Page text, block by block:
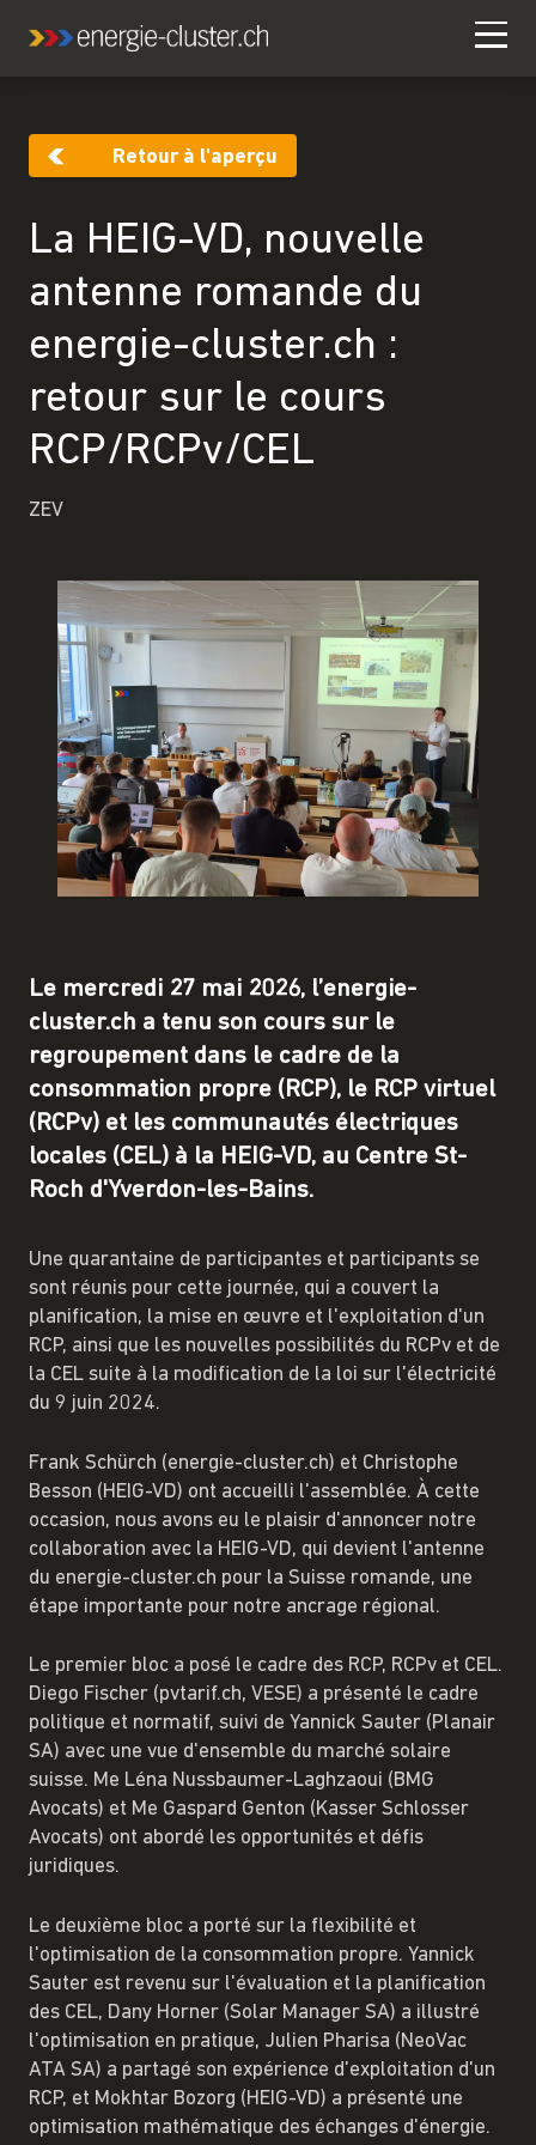
Retour à l'aperçu
La HEIG-VD, nouvelle
antenne romande du
energie-cluster.ch :
retour sur le cours
RCP/RCPv/CEL
ZEV
Le mercredi 27 mai 2026, l’energie-
cluster.ch a tenu son cours sur le
regroupement dans le cadre de la
consommation propre (RCP), le RCP virtuel
(RCPv) et les communautés électriques
locales (CEL) à la HEIG-VD, au Centre St-
Roch d'Yverdon-les-Bains.
Une quarantaine de participantes et participants se
sont réunis pour cette journée, qui a couvert la
planification, la mise en œuvre et l'exploitation d'un
RCP, ainsi que les nouvelles possibilités du RCPv et de
la CEL suite à la modification de la loi sur l'électricité
du 9 juin 2024.
Frank Schürch (energie-cluster.ch) et Christophe
Besson (HEIG-VD) ont accueilli l'assemblée. À cette
occasion, nous avons eu le plaisir d'annoncer notre
collaboration avec la HEIG-VD, qui devient l'antenne
du energie-cluster.ch pour la Suisse romande, une
étape importante pour notre ancrage régional.
Le premier bloc a posé le cadre des RCP, RCPv et CEL.
Diego Fischer (pvtarif.ch, VESE) a présenté le cadre
politique et normatif, suivi de Yannick Sauter (Planair
SA) avec une vue d'ensemble du marché solaire
suisse. Me Léna Nussbaumer-Laghzaoui (BMG
Avocats) et Me Gaspard Genton (Kasser Schlosser
Avocats) ont abordé les opportunités et défis
juridiques.
Le deuxième bloc a porté sur la flexibilité et
l'optimisation de la consommation propre. Yannick
Sauter est revenu sur l'évaluation et la planification
des CEL, Dany Horner (Solar Manager SA) a illustré
l'optimisation en pratique, Julien Pharisa (NeoVac
ATA SA) a partagé son expérience d'exploitation d'un
RCP, et Mokhtar Bozorg (HEIG-VD) a présenté une
optimisation mathématique des échanges d'énergie.